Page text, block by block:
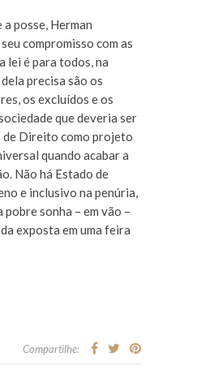
posse, Herman
compromisso com as
lei é para todos, na
precisa são os
os excluídos e os
que deveria ser
de Direito como projeto
quando acabar a
Não há Estado de
e inclusivo na penúria,
pobre sonha – em vão –
exposta em uma feira
Compartilhe: